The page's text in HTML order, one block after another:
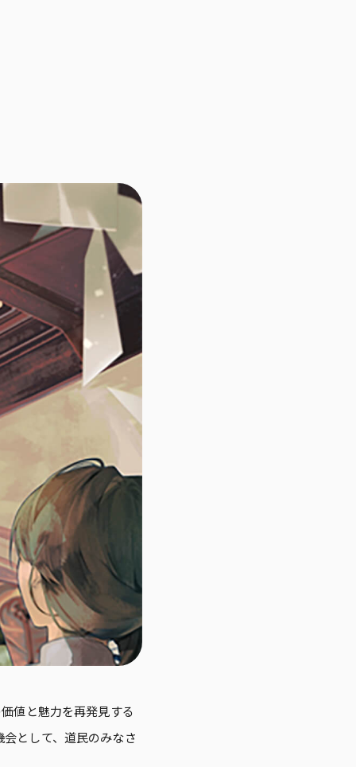
値と魅力を再発見する
として、道民のみなさ